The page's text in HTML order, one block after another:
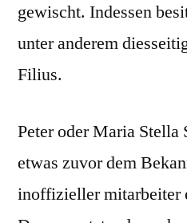
gewischt. Indessen
unter anderem
Filius.
Peter oder Maria Stella
etwas zuvor dem
inoffizieller mitarbeiter